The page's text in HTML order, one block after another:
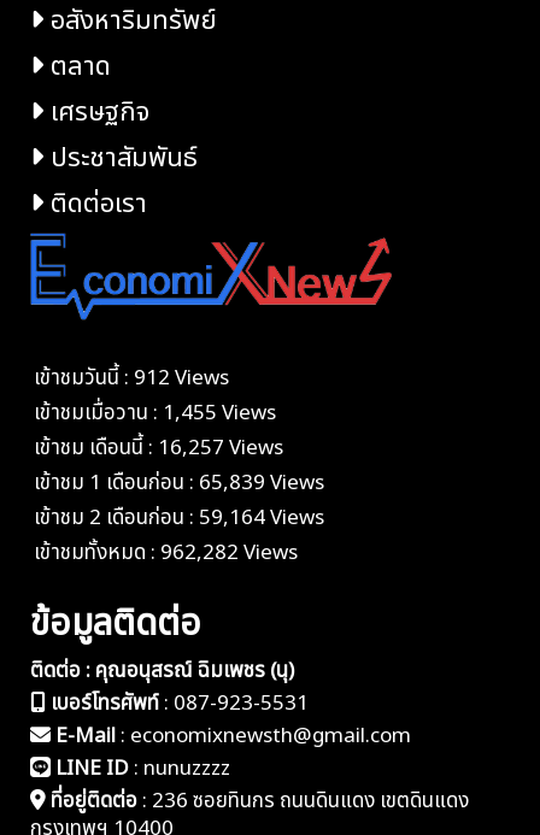
อสังหาริมทรัพย์
ตลาด
เศรษฐกิจ
ประชาสัมพันธ์
ติดต่อเรา
เข้าชมวันนี้ : 912 Views
เข้าชมเมื่อวาน : 1,455 Views
เข้าชม เดือนนี้ : 16,257 Views
เข้าชม 1 เดือนก่อน : 65,839 Views
เข้าชม 2 เดือนก่อน : 59,164 Views
เข้าชมทั้งหมด : 962,282 Views
ข้อมูลติดต่อ
ติดต่อ : คุณอนุสรณ์ ฉิมเพชร (นุ)
เบอร์โทรศัพท์: 087-923-5531
E-Mail: economixnewsth@gmail.com
LINE ID: nunuzzzz
ที่อยู่ติดต่อ: 236 ซอยทินกร ถนนดินแดง เขตดินแดง